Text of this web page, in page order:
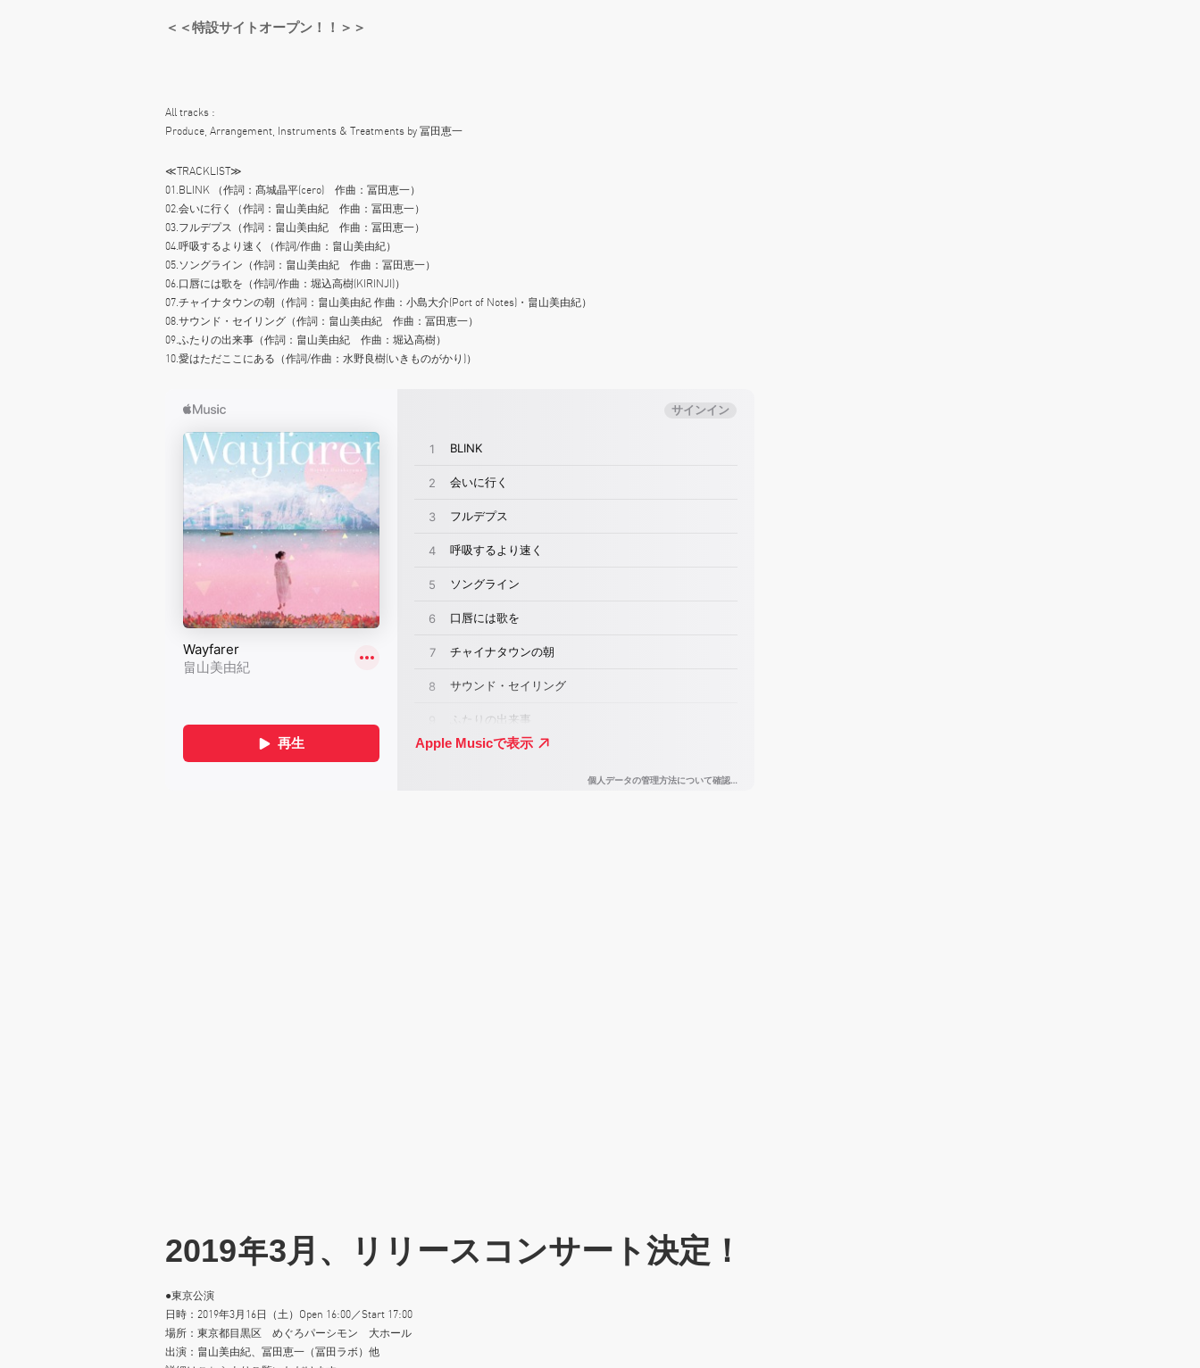
＜＜特設サイトオープン！！＞＞
All tracks :
Produce, Arrangement, Instruments & Treatments by 冨田恵一
≪TRACKLIST≫
01.BLINK （作詞：髙城晶平(cero) 作曲：冨田恵一）
02.会いに行く（作詞：畠山美由紀 作曲：冨田恵一）
03.フルデプス（作詞：畠山美由紀 作曲：冨田恵一）
04.呼吸するより速く（作詞/作曲：畠山美由紀）
05.ソングライン（作詞：畠山美由紀 作曲：冨田恵一）
06.口唇には歌を（作詞/作曲：堀込高樹(KIRINJI)）
07.チャイナタウンの朝（作詞：畠山美由紀 作曲：小島大介(Port of Notes)・畠山美由紀）
08.サウンド・セイリング（作詞：畠山美由紀 作曲：冨田恵一）
09.ふたりの出来事（作詞：畠山美由紀 作曲：堀込高樹）
10.愛はただここにある（作詞/作曲：水野良樹(いきものがかり)）
2019年3月、リリースコンサート決定！
●東京公演
日時：2019年3月16日（土）Open 16:00／Start 17:00
場所：東京都目黒区 めぐろパーシモン 大ホール
出演：畠山美由紀、冨田恵一（冨田ラボ）他